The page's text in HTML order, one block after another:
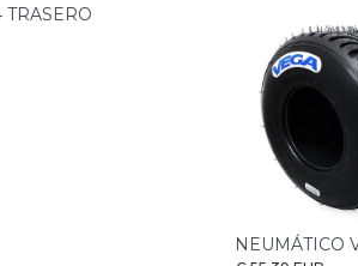
TRASERO
NEUMÁTICO